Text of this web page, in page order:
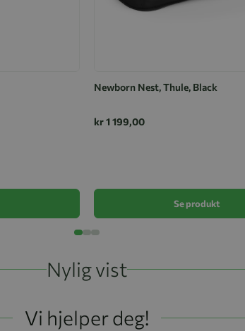
Newborn Nest, Thule, Black
kr 1 199,00
Se produkt
Nylig vist
Vi hjelper deg!